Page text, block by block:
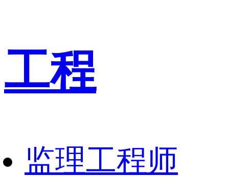
工程
监理工程师